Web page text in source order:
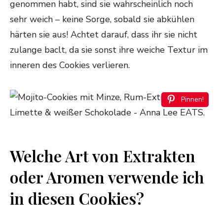
genommen habt, sind sie wahrscheinlich noch
sehr weich – keine Sorge, sobald sie abkühlen
härten sie aus! Achtet darauf, dass ihr sie nicht
zulange baclt, da sie sonst ihre weiche Textur im
inneren des Cookies verlieren.
Pinnen!
Welche Art von Extrakten
oder Aromen verwende ich
in diesen Cookies?